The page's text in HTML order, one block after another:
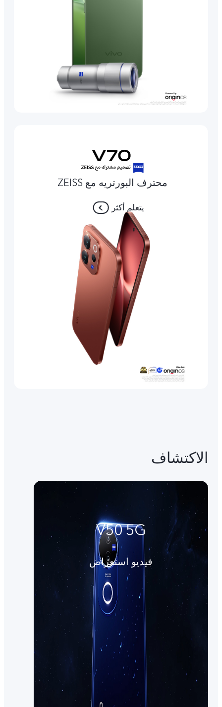
محترف البورتريه مع ZEISS
يتعلم أكثر
الاكتشاف
V50 5G
فيديو استعراض